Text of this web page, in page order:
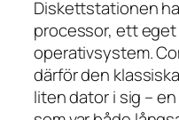
Diskettstationen
processor, ett
operativsystem.
därför den
liten dator i sig –